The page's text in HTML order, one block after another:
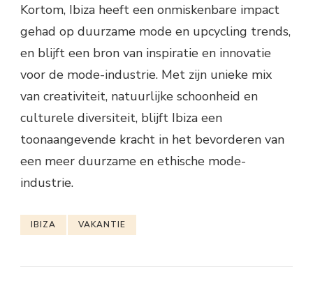
Kortom, Ibiza heeft een onmiskenbare impact
gehad op duurzame mode en upcycling trends,
en blijft een bron van inspiratie en innovatie
voor de mode-industrie. Met zijn unieke mix
van creativiteit, natuurlijke schoonheid en
culturele diversiteit, blijft Ibiza een
toonaangevende kracht in het bevorderen van
een meer duurzame en ethische mode-
industrie.
IBIZA VAKANTIE